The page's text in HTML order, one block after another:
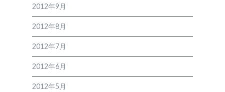
2012年9月
2012年8月
2012年7月
2012年6月
2012年5月